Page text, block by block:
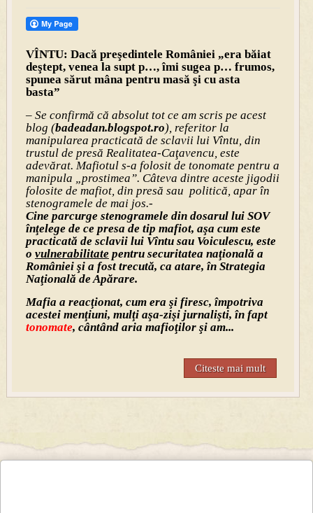
VÎNTU: Dacă preşedintele României „era băiat
deştept, venea la supt p…, îmi sugea p… frumos,
spunea sărut mâna pentru masă şi cu asta
basta”
– Se confirmă că absolut tot ce am scris pe acest
blog (badeadan.blogspot.ro), referitor la
manipularea practicată de sclavii lui Vîntu, din
trustul de presă Realitatea-Caţavencu, este
adevărat. Mafiotul s-a folosit de tonomate pentru a
manipula „prostimea”. Câteva dintre aceste jigodii
folosite de mafiot, din presă sau politică, apar în
stenogramele de mai jos.-
Cine parcurge stenogramele din dosarul lui SOV
înţelege de ce presa de tip mafiot, aşa cum este
practicată de sclavii lui Vîntu sau Voiculescu, este
o vulnerabilitate pentru securitatea naţională a
României şi a fost trecută, ca atare, în Strategia
Naţională de Apărare.
Mafia a reacţionat, cum era şi firesc, împotriva
acestei menţiuni, mulţi aşa-zişi jurnalişti, în fapt
tonomate, cântând aria mafioţilor şi am...
Citeste mai mult